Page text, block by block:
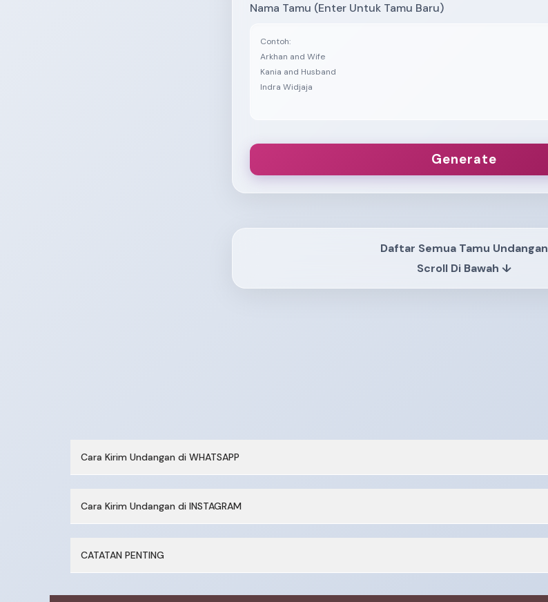
Nama Tamu (Enter Untuk Tamu Baru)
Generate
Daftar Semua Tamu Undangan
Scroll Di Bawah ↓
Cara Kirim Undangan di WHATSAPP
Cara Kirim Undangan di INSTAGRAM
CATATAN PENTING